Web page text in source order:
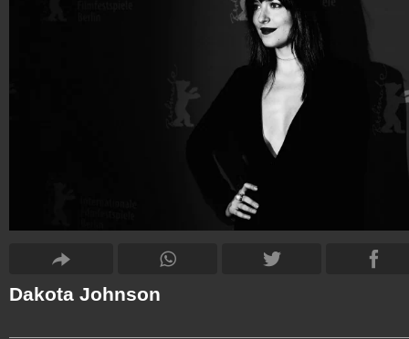
Dakota Johnson